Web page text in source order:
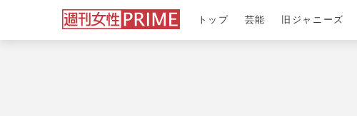
トップ 芸能 旧ジャニーズ